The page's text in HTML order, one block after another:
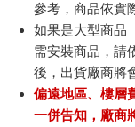
參考，商品依實
如果是大型商品
需安裝商品，請
後，出貨廠商將
偏遠地區、樓層
一併告知，廠商